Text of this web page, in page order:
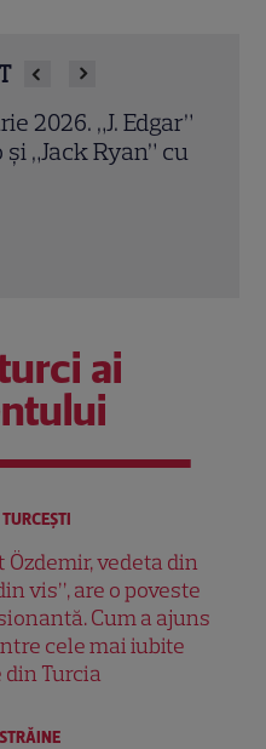
2026. „J. Edgar”
„Jack Ryan” cu
ai
Özdemir, vedeta din
vis”, are o poveste
Cum a ajuns
cele mai iubite
Turcia